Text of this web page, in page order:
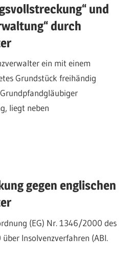
und
durch
ein mit einem
Grundstück freihändig
liegt neben
gegen englischen
(EG) Nr. 1346/2000 des
Insolvenzverfahren (ABl.